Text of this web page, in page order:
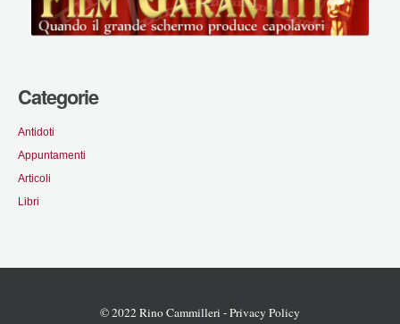
Categorie
Antidoti
Appuntamenti
Articoli
Libri
© 2022 Rino Cammilleri -Privacy Policy